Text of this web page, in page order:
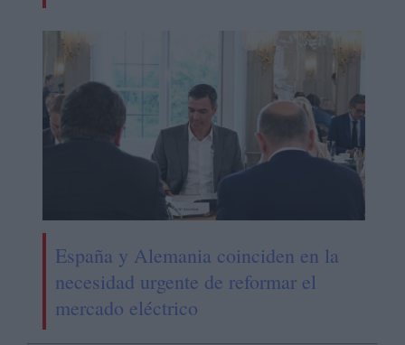
España y Alemania coinciden en la
necesidad urgente de reformar el
mercado eléctrico